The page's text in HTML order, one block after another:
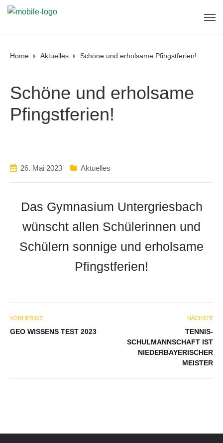
Home Aktuelles Schöne und erholsame Pfingstferien!
Schöne und erholsame
Pfingstferien!
26. Mai 2023 Aktuelles
Das Gymnasium Untergriesbach
wünscht allen Schülerinnen und
Schülern sonnige und erholsame
Pfingstferien!
VORHERIGE
GEO WISSENS TEST 2023
NÄCHSTE
TENNIS-
SCHULMANNSCHAFT IST
NIEDERBAYERISCHER
MEISTER